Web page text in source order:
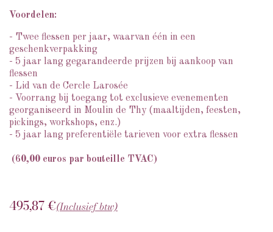
Voordelen:
- Twee flessen per jaar, waarvan één in een
geschenkverpakking
- 5 jaar lang gegarandeerde prijzen bij aankoop van
flessen
- Lid van de Cercle Larosée
- Voorrang bij toegang tot exclusieve evenementen
georganiseerd in Moulin de Thy (maaltijden, feesten,
pickings, workshops, enz.)
- 5 jaar lang preferentiële tarieven voor extra flessen
(60,00 euros par bouteille TVAC)
495,87€(Inclusief btw)